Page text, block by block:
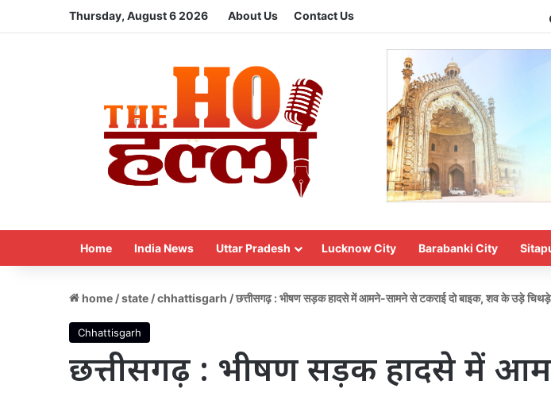
Thursday, August 6 2026 About Us Contact Us
Home India News Uttar Pradesh Lucknow City Barabanki City
home /state /chhattisgarh /छत्तीसगढ़ : भीषण सड़क हादसे में आमने-सामने से टकराई दो बाइक, शव के उड़े चिथड़े
Chhattisgarh
छत्तीसगढ़ : भीषण सड़क हादसे में